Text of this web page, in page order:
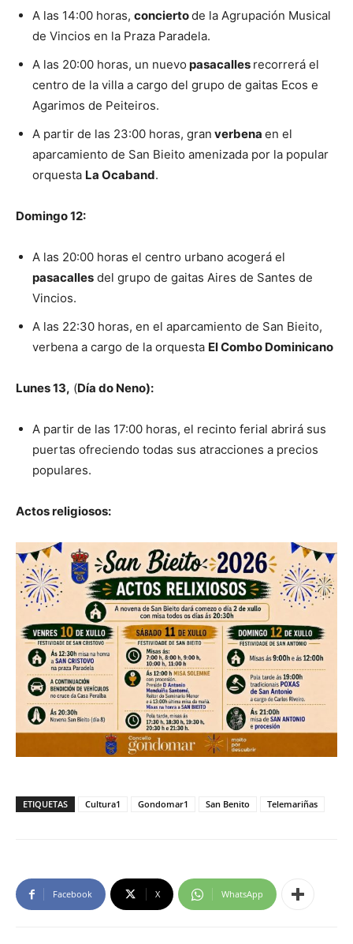
A las 14:00 horas, conciertode la Agrupación Musical
de Vincios en la Praza Paradela.
A las 20:00 horas, un nuevo pasacalles recorrerá el
centro de la villa a cargo del grupo de gaitas Ecos e
Agarimos de Peiteiros.
A partir de las 23:00 horas, gran verbena en el
aparcamiento de San Bieito amenizada por la popular
orquesta La Ocaband.
Domingo 12:
A las 20:00 horas el centro urbano acogerá el
pasacalles del grupo de gaitas Aires de Santes de
Vincios.
A las 22:30 horas, en el aparcamiento de San Bieito,
verbena a cargo de la orquesta El Combo Dominicano
Lunes 13, (Día do Neno):
A partir de las 17:00 horas, el recinto ferial abrirá sus
puertas ofreciendo todas sus atracciones a precios
populares.
Actos religiosos:
ETIQUETAS Cultura1 Gondomar1 San Benito Telemariñas
Facebook X WhatsApp